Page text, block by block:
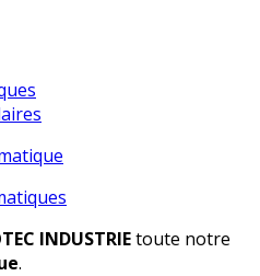
INDUSTRIEtoute notre
.